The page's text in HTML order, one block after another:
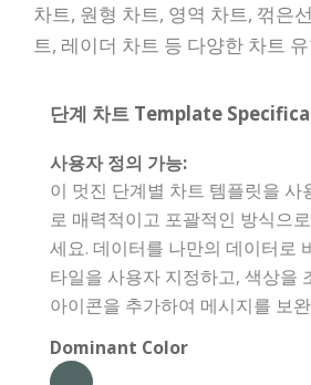
차트, 원형 차트, 영역 차트, 꺾은
트, 레이더 차트 등 다양한 차트
단계 차트 Template
사용자 정의 가능:
이 멋진 단계별 차트 템플릿을 사
로 매력적이고 포괄적인 방식으
세요. 데이터를 나만의 데이터로
타일을 사용자 지정하고, 색상을
아이콘을 추가하여 메시지를 보
Dominant Color